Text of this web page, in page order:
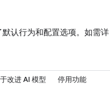
认行为和配置选项。如需详
改进 AI 模型
停用功能